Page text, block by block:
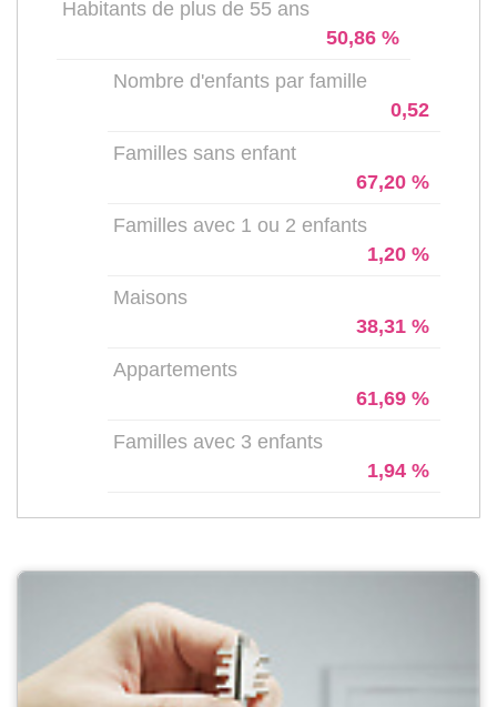
Habitants de plus de 55 ans
50,86 %
Nombre d'enfants par famille
0,52
Familles sans enfant
67,20 %
Familles avec 1 ou 2 enfants
1,20 %
Maisons
38,31 %
Appartements
61,69 %
Familles avec 3 enfants
1,94 %